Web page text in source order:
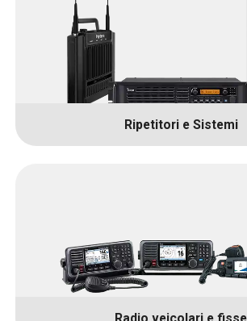
Ripetitori e Sistemi